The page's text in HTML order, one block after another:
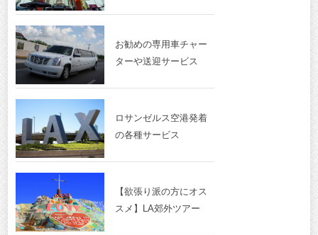
お勧めの専用車チャー
ターや送迎サービス
ロサンゼルス空港発着
の各種サービス
【欲張り派の方にオス
スメ】LA郊外ツアー